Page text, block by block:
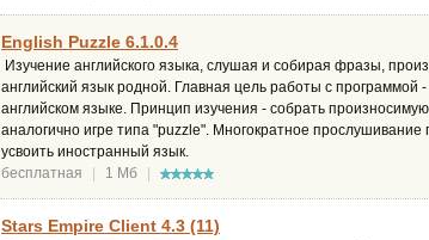
English Puzzle 6.1.0.4
Изучение английского языка, слушая и собирая фразы,
английский язык родной. Главная цель работы с
английском языке. Принцип изучения - собрать
аналогично игре типа "puzzle". Многократное
усвоить иностранный язык.
бесплатная
1 Мб
Stars Empire Client 4.3 (11)